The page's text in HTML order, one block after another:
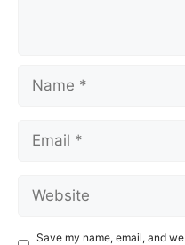
Save my name, email, and